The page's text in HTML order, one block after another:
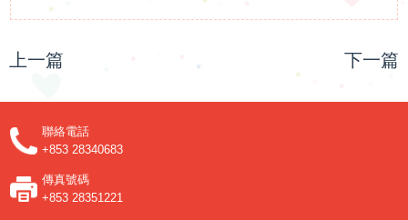
上一篇 下一篇
聯絡電話
+853 28340683
傳真號碼
+853 28351221